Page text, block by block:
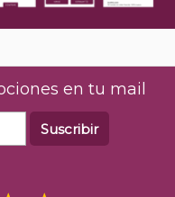
en tu mail
Suscribir